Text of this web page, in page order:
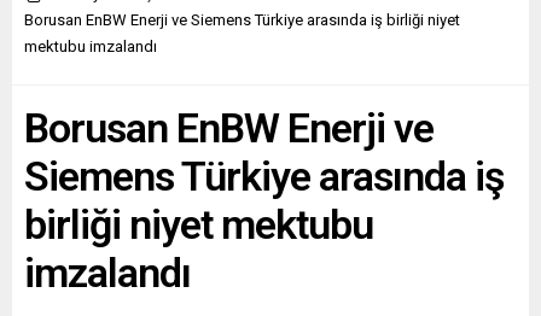
meraklılarının merakla
beklediği bir sonraki adım
olan iPhone 16‘nın tanıtımı
16, şimdiye kadarki...
estetik tasarımıyla dikkat
çıkıyor. Yenilikçi...
Borusan EnBW Enerji ve Siemens Türkiye arasında iş birliği niyet
mektubu imzalandı
Borusan EnBW Enerji ve
Siemens Türkiye arasında iş
birliği niyet mektubu
imzalandı